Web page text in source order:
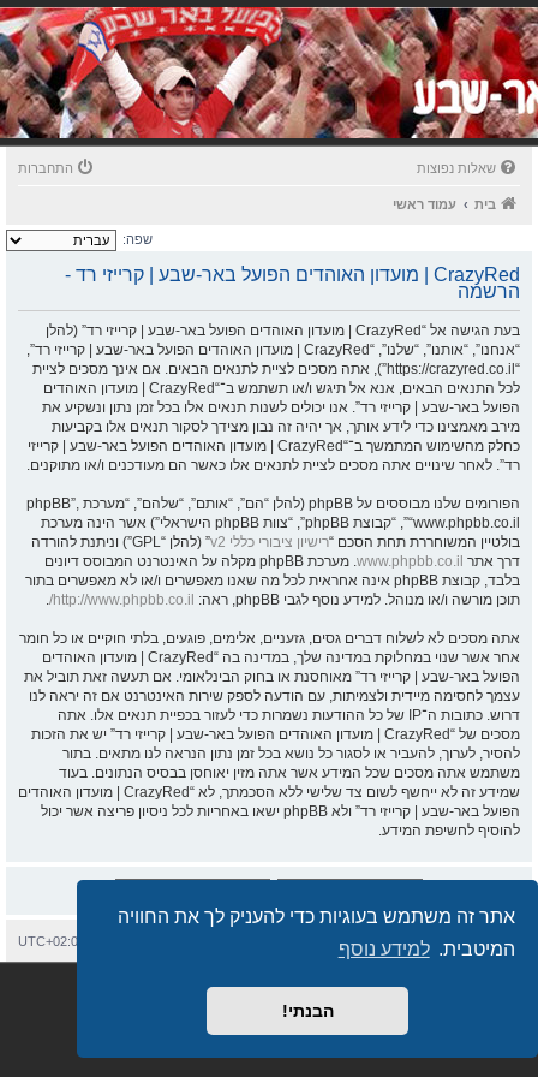
אתר זה משתמש בעוגיות כדי להעניק לך את החוויה
המיטבית. למידע נוסף
הבנתי!
שאלות נפוצות התחברות
בית עמוד ראשי
שפה:
CrazyRed | מועדון האוהדים הפועל באר-שבע | קרייזי רד -
הרשמה
בעת הגישה אל “CrazyRed | מועדון האוהדים הפועל באר-שבע | קרייזי רד” (להלן
“אנחנו”, “אותנו”, “שלנו”, “CrazyRed | מועדון האוהדים הפועל באר-שבע | קרייזי רד”,
“https://crazyred.co.il”), אתה מסכים לציית לתנאים הבאים. אם אינך מסכים לציית
לכל התנאים הבאים, אנא אל תיגש ו/או תשתמש ב־“CrazyRed | מועדון האוהדים
הפועל באר-שבע | קרייזי רד”. אנו יכולים לשנות תנאים אלו בכל זמן נתון ונשקיע את
מירב מאמצינו כדי לידע אותך, אך יהיה זה נבון מצידך לסקור תנאים אלו בקביעות
כחלק מהשימוש המתמשך ב־“CrazyRed | מועדון האוהדים הפועל באר-שבע | קרייזי
רד”. לאחר שינויים אתה מסכים לציית לתנאים אלו כאשר הם מעודכנים ו/או מתוקנים.
הפורומים שלנו מבוססים על phpBB (להלן “הם”, “אותם”, “שלהם”, “מערכת phpBB”,
“www.phpbb.co.il”, “קבוצת phpBB”, “צוות phpBB הישראלי”) אשר הינה מערכת
בולטיין המשוחררת תחת הסכם “רישיון ציבורי כללי v2
” (להלן “GPL”) וניתנת להורדה
דרך אתר www.phpbb.co.il
. מערכת phpBB מקלה על האינטרנט המבוסס דיונים
בלבד, קבוצת phpBB אינה אחראית לכל מה שאנו מאפשרים ו/או לא מאפשרים בתור
תוכן מורשה ו/או מנוהל. למידע נוסף לגבי phpBB, ראה:
http://www.phpbb.co.il/
.
אתה מסכים לא לשלוח דברים גסים, גזעניים, אלימים, פוגעים, בלתי חוקיים או כל חומר
אחר אשר שנוי במחלוקת במדינה שלך, במדינה בה “CrazyRed | מועדון האוהדים
הפועל באר-שבע | קרייזי רד” מאוחסנת או בחוק הבינלאומי. אם תעשה זאת תוביל את
עצמך לחסימה מיידית ולצמיתות, עם הודעה לספק שירות האינטרנט אם זה יראה לנו
דרוש. כתובות ה־IP של כל ההודעות נשמרות כדי לעזור בכפיית תנאים אלו. אתה
מסכים של “CrazyRed | מועדון האוהדים הפועל באר-שבע | קרייזי רד” יש את הזכות
להסיר, לערוך, להעביר או לסגור כל נושא בכל זמן נתון הנראה לנו מתאים. בתור
משתמש אתה מסכים שכל המידע אשר אתה מזין יאוחסן בבסיס הנתונים. בעוד
שמידע זה לא ייחשף לשום צד שלישי ללא הסכמתך, לא “CrazyRed | מועדון האוהדים
הפועל באר-שבע | קרייזי רד” ולא phpBB ישאו באחריות לכל ניסיון פריצה אשר יכול
להוסיף לחשיפת המידע.
בית עמוד ראשי UTC+02:00 יצירת קשר
מופעל על ידיphpBB
® Forum Software © phpBB Limited